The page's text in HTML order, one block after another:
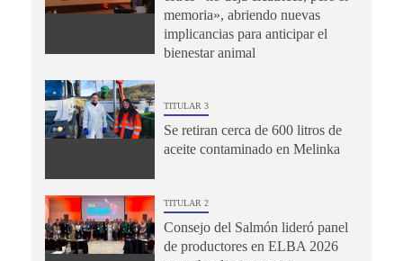
memoria», abriendo nuevas
implicancias para anticipar el
bienestar animal
TITULAR 3
Se retiran cerca de 600 litros de
aceite contaminado en Melinka
TITULAR 2
Consejo del Salmón lideró panel
de productores en ELBA 2026